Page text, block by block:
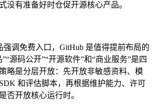
没有准备好时仓促开源核心产品。
强调免费入口，GitHub 是值得提前布局的
源码公开”“开源软件”和“商业服务”是四
略是分层开放：先开放非敏感资料、模
和评估脚本，再根据维护能力、许可
否开放核心运行时。